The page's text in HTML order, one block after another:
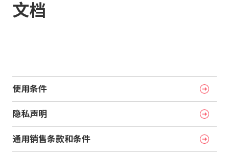
文档
使用条件
隐私声明
通用销售条款和条件